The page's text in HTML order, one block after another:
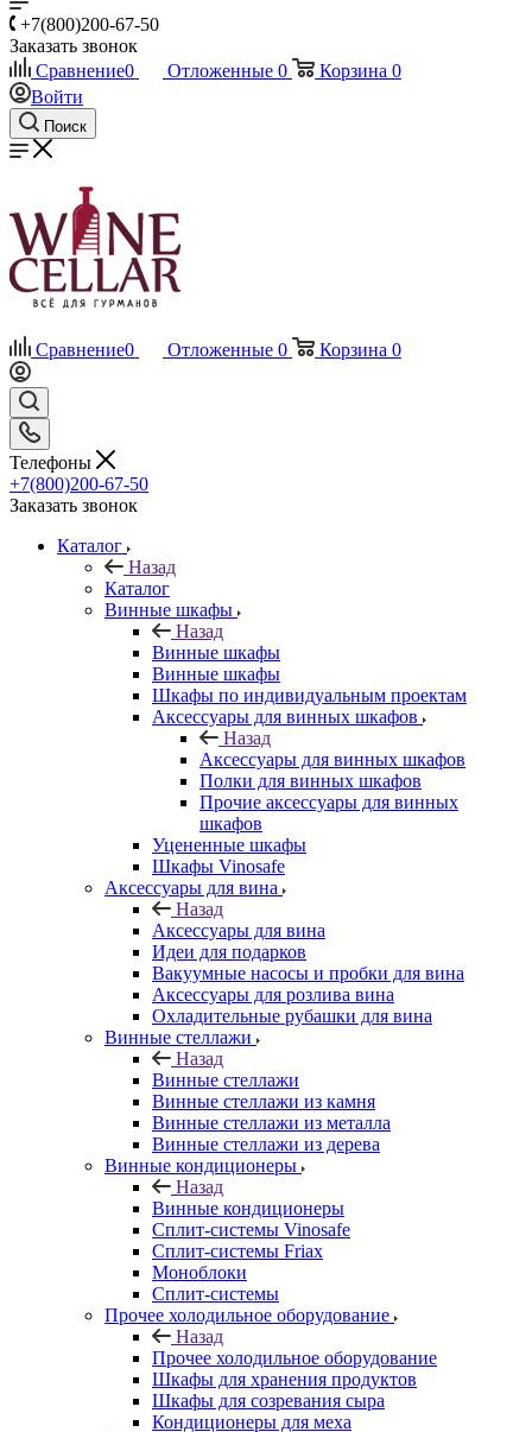
+7(800)200-67-50
Заказать звонок
Сравнение0 Отложенные 0 Корзина 0
Войти
Поиск
Сравнение0 Отложенные 0 Корзина 0
Телефоны
+7(800)200-67-50
Заказать звонок
Каталог
Назад
Каталог
Винные шкафы
Назад
Винные шкафы
Винные шкафы
Шкафы по индивидуальным проектам
Аксессуары для винных шкафов
Назад
Аксессуары для винных шкафов
Полки для винных шкафов
Прочие аксессуары для винных
шкафов
Уцененные шкафы
Шкафы Vinosafe
Аксессуары для вина
Назад
Аксессуары для вина
Идеи для подарков
Вакуумные насосы и пробки для вина
Аксессуары для розлива вина
Охладительные рубашки для вина
Винные стеллажи
Назад
Винные стеллажи
Винные стеллажи из камня
Винные стеллажи из металла
Винные стеллажи из дерева
Винные кондиционеры
Назад
Винные кондиционеры
Сплит-системы Vinosafe
Сплит-системы Friax
Моноблоки
Сплит-системы
Прочее холодильное оборудование
Назад
Прочее холодильное оборудование
Шкафы для хранения продуктов
Шкафы для созревания сыра
Кондиционеры для меха